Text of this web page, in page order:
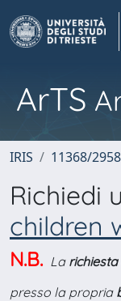
ArTS
IRIS 11368/
Richiedi
children
N.B. La
presso la propria